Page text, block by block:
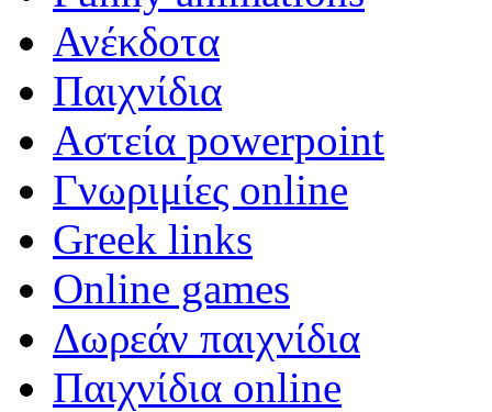
Ανέκδοτα
Παιχνίδια
Αστεία powerpoint
Γνωριμίες online
Greek links
Online games
Δωρεάν παιχνίδια
Παιχνίδια online